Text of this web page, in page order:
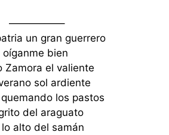
—————–
un gran guerrero
oíganme bien
Zamora el valiente
sol ardiente
los pastos
del araguato
alto del samán